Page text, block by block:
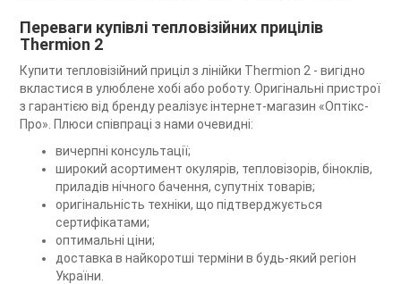
Переваги купівлі тепловізійних прицілів
Thermion 2
Купити тепловізійний приціл з лінійки Thermion 2 - вигідно
вкластися в улюблене хобі або роботу. Оригінальні пристрої
з гарантією від бренду реалізує інтернет-магазин «Оптікс-
Про». Плюси співпраці з нами очевидні:
вичерпні консультації;
широкий асортимент окулярів, тепловізорів, біноклів,
приладів нічного бачення, супутніх товарів;
оригінальність техніки, що підтверджується
сертифікатами;
оптимальні ціни;
доставка в найкоротші терміни в будь-який регіон
України.